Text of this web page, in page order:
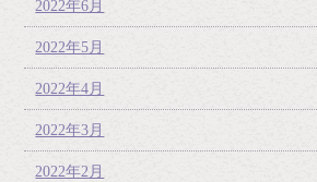
2022年6月
2022年5月
2022年4月
2022年3月
2022年2月